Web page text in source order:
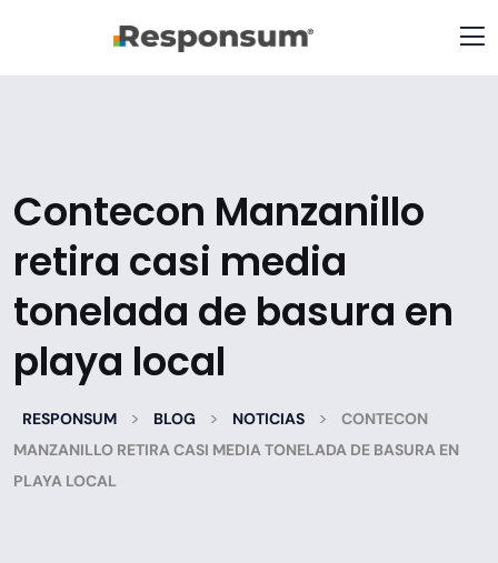
Contecon Manzanillo
retira casi media
tonelada de basura en
playa local
RESPONSUM > BLOG > NOTICIAS >
CONTECON
MANZANILLO RETIRA CASI MEDIA TONELADA DE BASURA EN
PLAYA LOCAL